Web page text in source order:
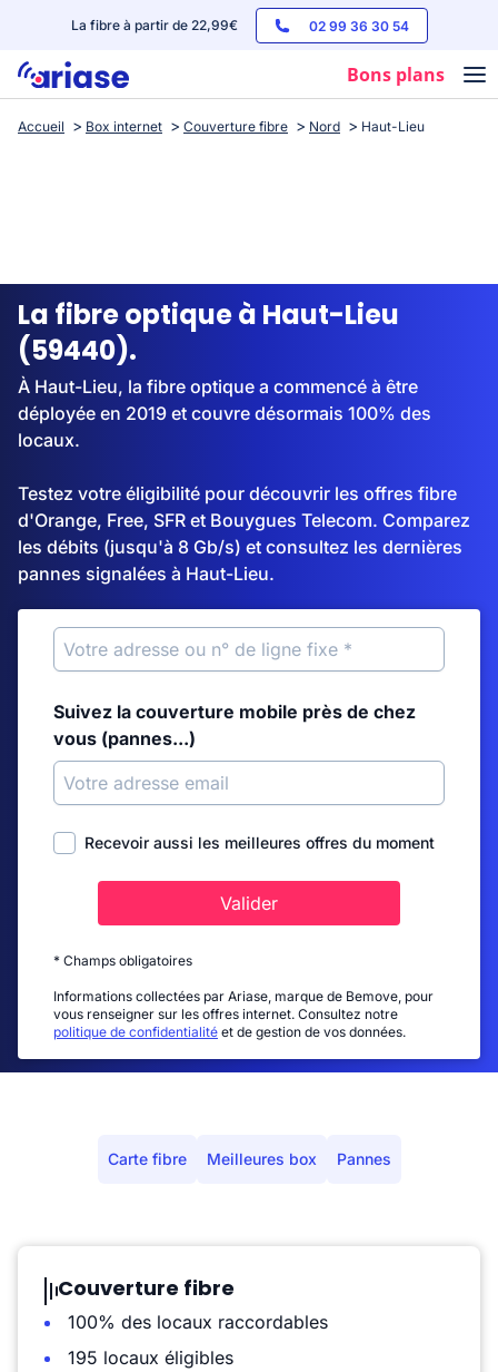
La fibre à partir de 22,99€ 02 99 36 30 54
Bons plans
Box internet
Streaming
Accueil Box internet Couverture fibre Nord Haut-Lieu
La fibre optique à Haut-Lieu
(59440).
À Haut-Lieu, la fibre optique a commencé à être
déployée en 2019 et couvre désormais 100% des
locaux.
Testez votre éligibilité pour découvrir les offres fibre
d'Orange, Free, SFR et Bouygues Telecom. Comparez
les débits (jusqu'à 8 Gb/s) et consultez les dernières
pannes signalées à Haut-Lieu.
Suivez la couverture mobile près de chez
vous (pannes...)
Recevoir aussi les meilleures offres du moment
Valider
* Champs obligatoires
Informations collectées par Ariase, marque de Bemove, pour
vous renseigner sur les offres internet. Consultez notre
politique de confidentialité et de gestion de vos données.
Carte fibre Meilleures box Pannes
Couverture fibre
100% des locaux raccordables
195 locaux éligibles